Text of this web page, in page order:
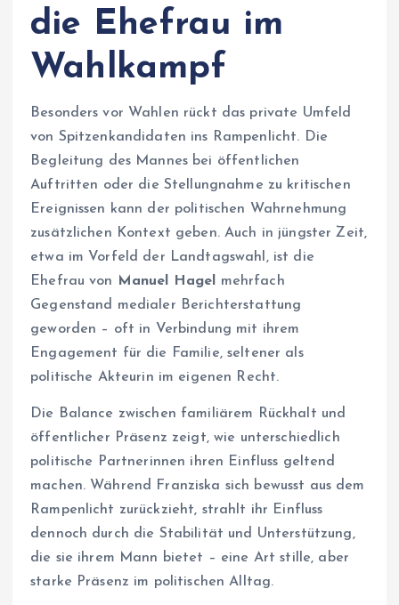
die Ehefrau im
Wahlkampf
Besonders vor Wahlen rückt das private Umfeld
von Spitzenkandidaten ins Rampenlicht. Die
Begleitung des Mannes bei öffentlichen
Auftritten oder die Stellungnahme zu kritischen
Ereignissen kann der politischen Wahrnehmung
zusätzlichen Kontext geben. Auch in jüngster Zeit,
etwa im Vorfeld der Landtagswahl, ist die
Ehefrau von
Manuel Hagel
mehrfach
Gegenstand medialer Berichterstattung
geworden – oft in Verbindung mit ihrem
Engagement für die Familie, seltener als
politische Akteurin im eigenen Recht.
Die Balance zwischen familiärem Rückhalt und
öffentlicher Präsenz zeigt, wie unterschiedlich
politische Partnerinnen ihren Einfluss geltend
machen. Während Franziska sich bewusst aus dem
Rampenlicht zurückzieht, strahlt ihr Einfluss
dennoch durch die Stabilität und Unterstützung,
die sie ihrem Mann bietet – eine Art stille, aber
starke Präsenz im politischen Alltag.